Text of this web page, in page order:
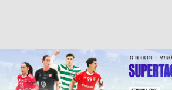
Resultados Andebol
Federação de Andebol de Portugal
Grátis - Disponivel na Play Store